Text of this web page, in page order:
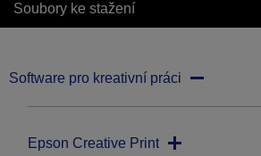
Soubory ke stažení
Software pro kreativní práci
Epson Creative Print